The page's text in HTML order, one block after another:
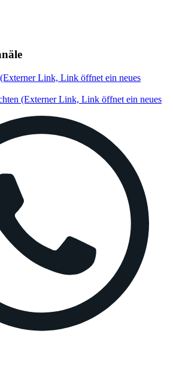
(Externer Link, Link öffnet ein neues
(Externer Link, Link öffnet ein neues